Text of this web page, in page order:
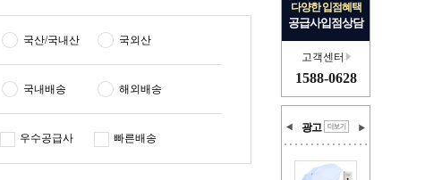
다양한 입점혜택
공급사입점상담
고객센터
1588-0628
광고
국산/국내산 국외산
국내배송 해외배송
우수공급사 빠른배송